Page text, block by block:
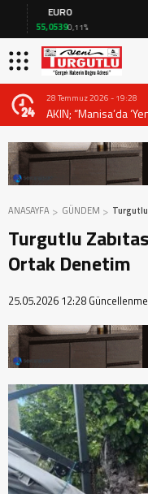
EURO
55,05390,11%
28 Temmuz 2026 - 19:28
AKIN; “Manisa’da
ANASAYFA GÜNDEM
Turgutlu
Ortak Denetim
25.05.2026 12:28